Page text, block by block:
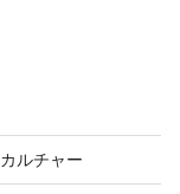
ルチャー